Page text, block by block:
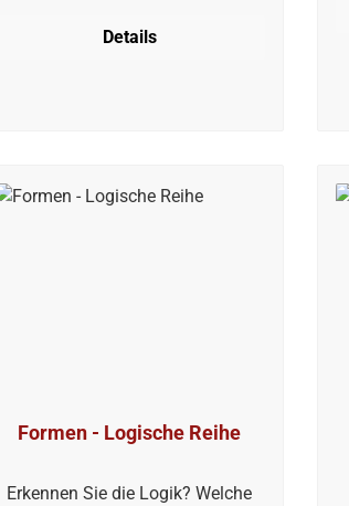
Details
Formen - Logische Reihe
Erkennen Sie die Logik? Welche